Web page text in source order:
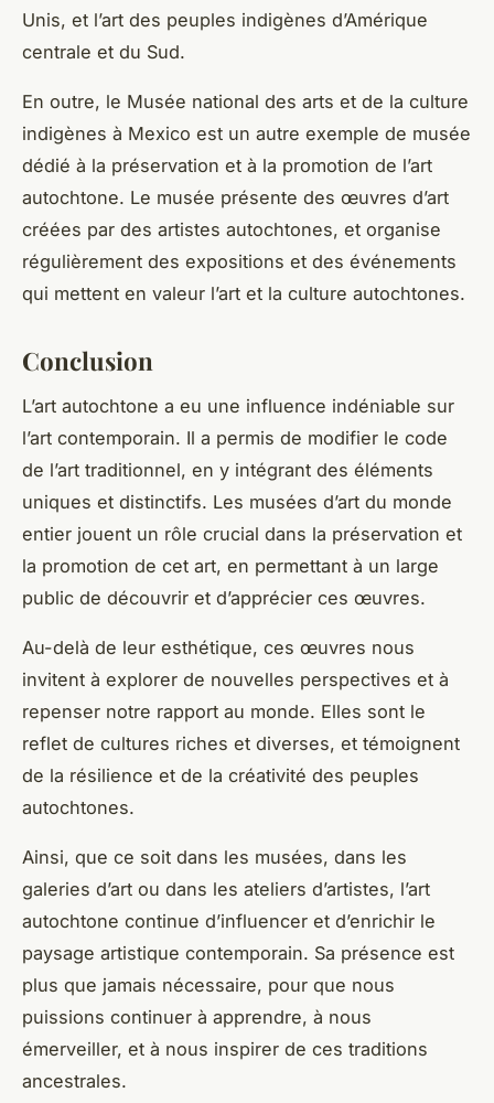
Unis, et l’art des peuples indigènes d’Amérique
centrale et du Sud.
En outre, le Musée national des arts et de la culture
indigènes à Mexico est un autre exemple de musée
dédié à la préservation et à la promotion de l’art
autochtone. Le musée présente des œuvres d’art
créées par des artistes autochtones, et organise
régulièrement des expositions et des événements
qui mettent en valeur l’art et la culture autochtones.
Conclusion
L’art autochtone a eu une influence indéniable sur
l’art contemporain. Il a permis de modifier le code
de l’art traditionnel, en y intégrant des éléments
uniques et distinctifs. Les musées d’art du monde
entier jouent un rôle crucial dans la préservation et
la promotion de cet art, en permettant à un large
public de découvrir et d’apprécier ces œuvres.
Au-delà de leur esthétique, ces œuvres nous
invitent à explorer de nouvelles perspectives et à
repenser notre rapport au monde. Elles sont le
reflet de cultures riches et diverses, et témoignent
de la résilience et de la créativité des peuples
autochtones.
Ainsi, que ce soit dans les musées, dans les
galeries d’art ou dans les ateliers d’artistes, l’art
autochtone continue d’influencer et d’enrichir le
paysage artistique contemporain. Sa présence est
plus que jamais nécessaire, pour que nous
puissions continuer à apprendre, à nous
émerveiller, et à nous inspirer de ces traditions
ancestrales.